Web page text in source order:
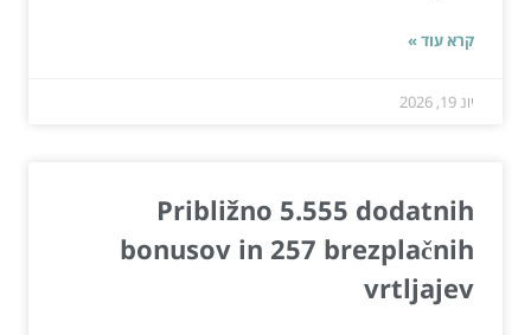
קרא עוד »
יונ 19, 2026
Približno 5.555 dodatnih
bonusov in 257 brezplačnih
vrtljajev